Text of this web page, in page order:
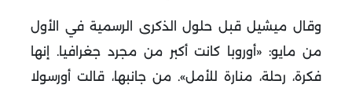
وقال ميشيل قبل حلول الذكرى الرسمية في الأول
من مايو: «أوروبا كانت أكبر من مجرد جغرافيا. إنها
فكرة، رحلة، منارة للأمل». من جانبها، قالت أورسولا